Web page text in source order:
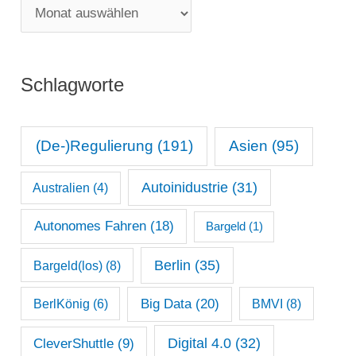
n
o
a
a
h
Schlagworte
(De-)Regulierung (191) Asien (95)
Australien (4) Autoinidustrie(31)
Autonomes Fahren(18) Bargeld(1)
Bargeld(los)(8) Berlin (35)
BerlKönig (6) Big Data(20) BMVI (8)
CleverShuttle (9) Digital 4.0(32)